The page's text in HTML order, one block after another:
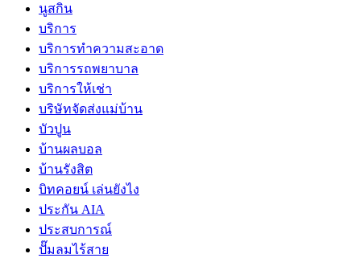
นูสกิน
บริการ
บริการทำความสะอาด
บริการรถพยาบาล
บริการให้เช่า
บริษัทจัดส่งแม่บ้าน
บัวปูน
บ้านผลบอล
บ้านรังสิต
บิทคอยน์ เล่นยังไง
ประกัน AIA
ประสบการณ์
ปั๊มลมไร้สาย